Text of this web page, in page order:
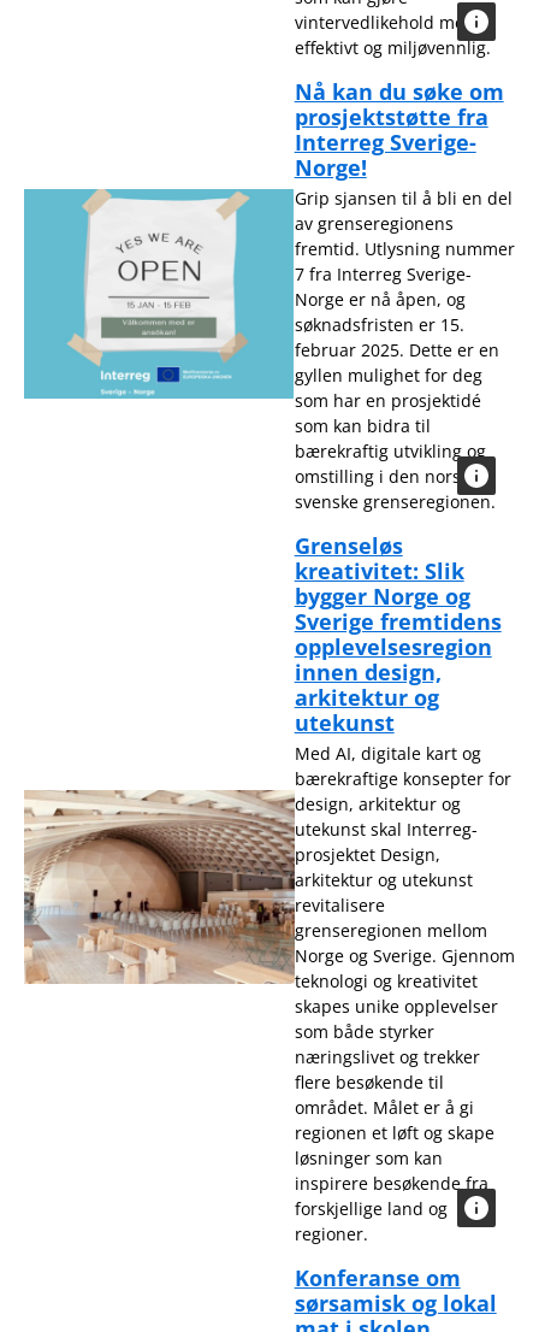
vintervedlikehold mer
effektivt og miljøvennlig.
Nå kan du søke om
prosjektstøtte fra
Interreg Sverige-
Norge!
Grip sjansen til å bli en del
av grenseregionens
fremtid. Utlysning nummer
7 fra Interreg Sverige-
Norge er nå åpen, og
søknadsfristen er 15.
februar 2025. Dette er en
gyllen mulighet for deg
som har en prosjektidé
som kan bidra til
bærekraftig utvikling og
omstilling i den norsk-
svenske grenseregionen.
Grenseløs
kreativitet: Slik
bygger Norge og
Sverige fremtidens
opplevelsesregion
innen design,
arkitektur og
utekunst
Med AI, digitale kart og
bærekraftige konsepter for
design, arkitektur og
utekunst skal Interreg-
prosjektet Design,
arkitektur og utekunst
revitalisere
grenseregionen mellom
Norge og Sverige. Gjennom
teknologi og kreativitet
skapes unike opplevelser
som både styrker
næringslivet og trekker
flere besøkende til
området. Målet er å gi
regionen et løft og skape
løsninger som kan
inspirere besøkende fra
forskjellige land og
regioner.
Konferanse om
sørsamisk og lokal